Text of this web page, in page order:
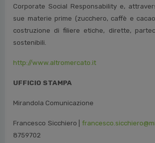
Corporate Social Responsability e,
sue materie prime (zucchero, caffè e
costruzione di filiere etiche, dirette,
sostenibili.
http://www.altromercato.it
UFFICIO STAMPA
Mirandola Comunicazione
Francesco Sicchiero |
8759702